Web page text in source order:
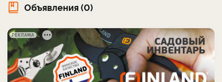
Объявления (0)
РЕКЛАМА